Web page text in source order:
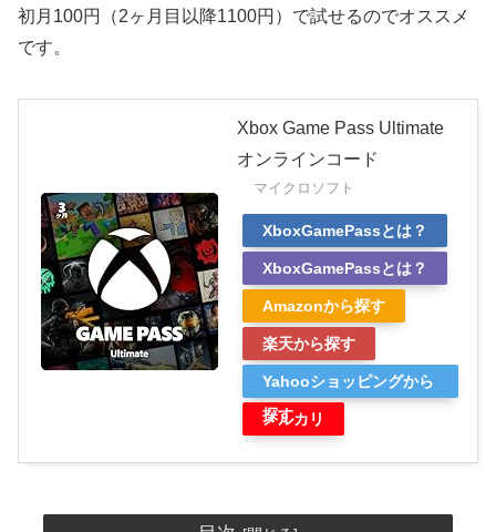
初月100円（2ヶ月目以降1100円）で試せるのでオススメ
です。
Xbox Game Pass Ultimate
オンラインコード
マイクロソフト
XboxGamePassとは？
XboxGamePassとは？
Amazonから探す
楽天から探す
Yahooショッピングから
探す
メルカリ